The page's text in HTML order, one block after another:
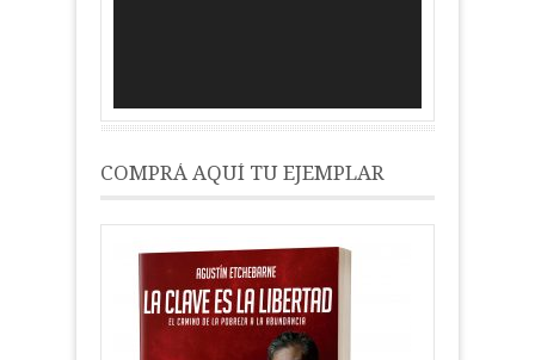
COMPRÁ AQUÍ TU EJEMPLAR